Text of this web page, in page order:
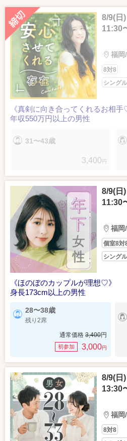
8/9(日)
11:30
福岡
8対8
シング
《真剣に向き合ってくれるお相手
年収550万円以上の男性
31〜43歳
3,400 円
8/9(日)
11:30
福岡
個室8対
シング
《ほのぼのカップルが理想♡》
身長173cm以上の男性
28〜38歳
残り2席
通常価格 3,400円
初参加 3,000円
8/9(日)
13:30
福岡
8対8